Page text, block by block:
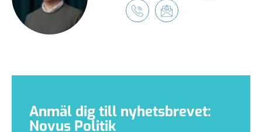
Anmäl dig till nyhetsbrevet:
Novus Politik